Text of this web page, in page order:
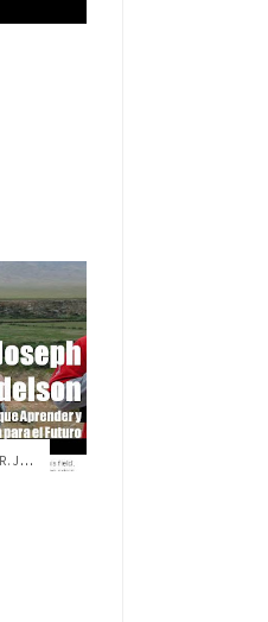
CONFERENCIA DE EVOLUCIÓN CON EL DR. JOSE...